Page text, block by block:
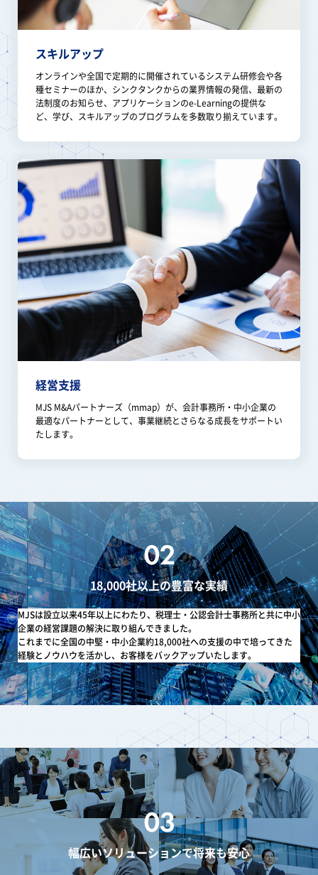
スキルアップ
オンラインや全国で定期的に開催されているシステム研修会や各
種セミナーのほか、シンクタンクからの業界情報の発信、最新の
法制度のお知らせ、アプリケーションのe-Learningの提供な
ど、学び、スキルアップのプログラムを多数取り揃えています。
経営支援
MJS M&Aパートナーズ（mmap）が、会計事務所・中小企業の
最適なパートナーとして、事業継続とさらなる成長をサポートい
たします。
18,000社以上の豊富な実績
MJSは設立以来45年以上にわたり、税理士・公認会計士事務所と共に中小
企業の経営課題の解決に取り組んできました。
これまでに全国の中堅・中小企業約18,000社への支援の中で培ってきた
経験とノウハウを活かし、お客様をバックアップいたします。
幅広いソリューションで将来も安心